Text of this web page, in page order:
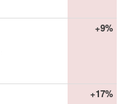
+9%
+17%